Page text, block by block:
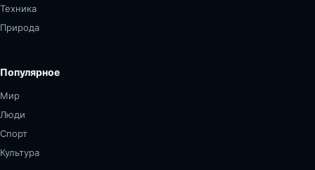
Техника
Природа
Популярное
Мир
Люди
Спорт
Культура